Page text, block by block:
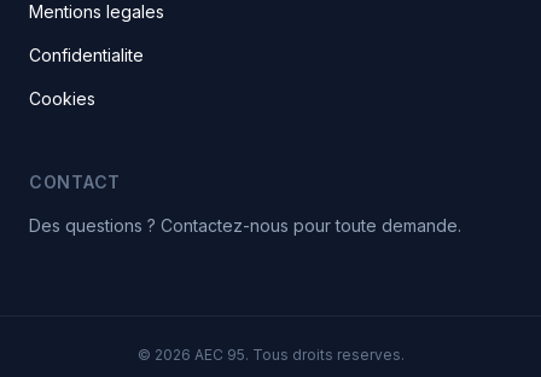
Mentions legales
Confidentialite
Cookies
CONTACT
Des questions ? Contactez-nous pour toute demande.
© 2026 AEC 95. Tous droits reserves.